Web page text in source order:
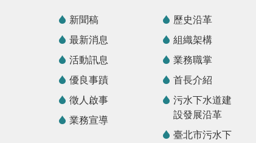
新聞稿
最新消息
活動訊息
優良事蹟
徵人啟事
業務宣導
歷史沿革
組織架構
業務職掌
首長介紹
污水下水道建
設發展沿革
臺北市污水下